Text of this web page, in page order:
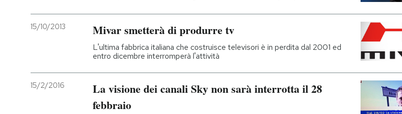
15/10/2013 Mivar smetterà di produrre tv
L'ultima fabbrica italiana che costruisce televisori è in perdita dal 2001 ed
entro dicembre interromperà l'attività
15/2/2016
La visione dei canali Sky non sarà interrotta il 28
febbraio